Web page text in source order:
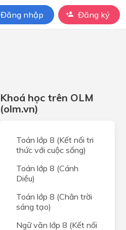
Đăng nhập Đăng ký
Khoá học trên OLM
(olm.vn)
Toán lớp 8 (Kết nối tri
thức với cuộc sống)
Toán lớp 8 (Cánh
Diều)
Toán lớp 8 (Chân trời
sáng tạo)
Ngữ văn lớp 8 (Kết nối